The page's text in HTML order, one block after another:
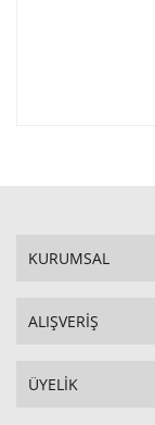
KURUMSAL
ALIŞVERİŞ
ÜYELİK